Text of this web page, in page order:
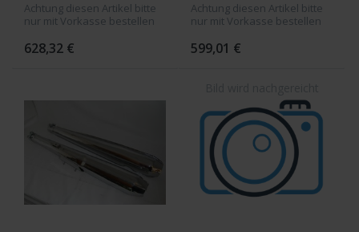
Achtung diesen Artikel bitte
nur mit Vorkasse bestellen
Neuteile aus dem Zubehör
EXHAUST MUFFLER CB450K0
628,32 €
Achtung diesen Artikel bitte
nur mit Vorkasse bestellen
Neuteile aus dem Zubehör
599,01 €